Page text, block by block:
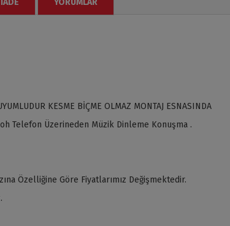
KESME BİÇME OLMAZ MONTAJ ESNASINDA
Telefon Üzerineden Müzik Dinleme Konuşma .
Özelliğine Göre Fiyatlarımız Değişmektedir.